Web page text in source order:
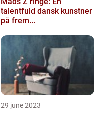
talentfuld dansk kunstner
på frem...
29 june 2023